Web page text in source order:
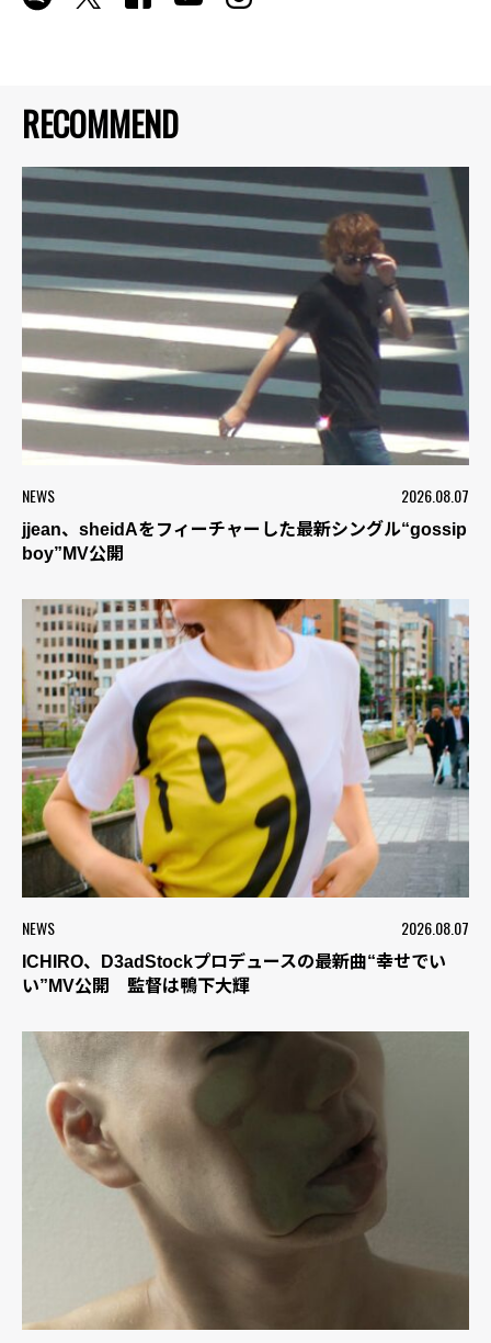
RECOMMEND
NEWS 2026.08.07
jjean、sheidAをフィーチャーした最新シングル“gossip
boy”MV公開
NEWS 2026.08.07
ICHIRO、D3adStockプロデュースの最新曲“幸せでい
い”MV公開 監督は鴨下大輝